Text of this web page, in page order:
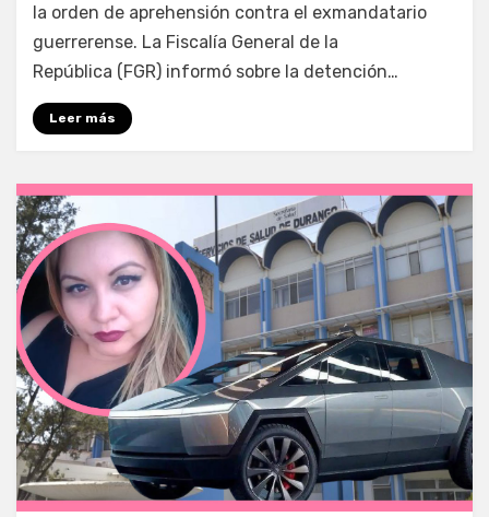
la orden de aprehensión contra el exmandatario
guerrerense. La Fiscalía General de la
República (FGR) informó sobre la detención…
Leer más